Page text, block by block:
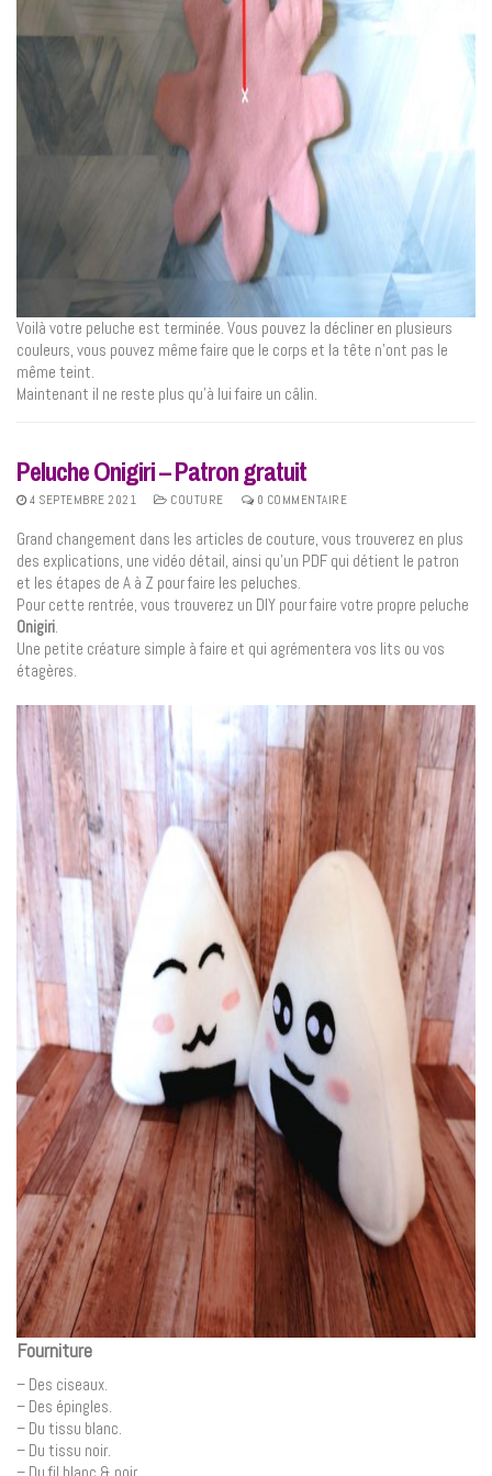
Voilà votre peluche est terminée. Vous pouvez la décliner en plusieurs
couleurs, vous pouvez même faire que le corps et la tête n’ont pas le
même teint.
Maintenant il ne reste plus qu’à lui faire un câlin.
Peluche Onigiri – Patron gratuit
4 SEPTEMBRE 2021 COUTURE 0 COMMENTAIRE
Grand changement dans les articles de couture, vous trouverez en plus
des explications, une vidéo détail, ainsi qu’un PDF qui détient le patron
et les étapes de A à Z pour faire les peluches.
Pour cette rentrée, vous trouverez un DIY pour faire votre propre peluche
Onigiri
Une petite créature simple à faire et qui agrémentera vos lits ou vos
étagères.
Fourniture
– Des ciseaux.
– Des épingles.
– Du tissu blanc.
– Du tissu noir.
– Du fil blanc & noir.